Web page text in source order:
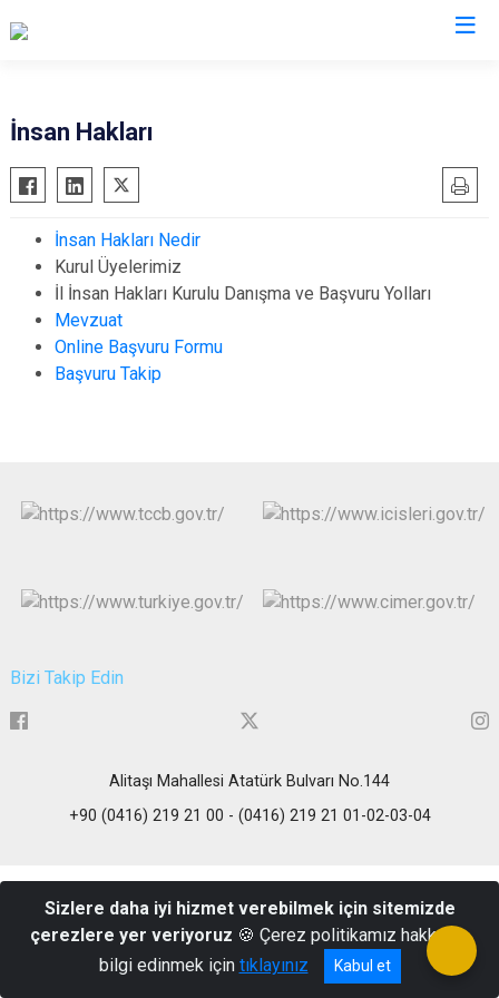
İnsan Hakları
İnsan Hakları Nedir
Kurul Üyelerimiz
İl İnsan Hakları Kurulu Danışma ve Başvuru Yolları
Mevzuat
Online Başvuru Formu
Başvuru Takip
Bizi Takip Edin
Alitaşı Mahallesi Atatürk Bulvarı No.144
+90 (0416) 219 21 00 - (0416) 219 21 01-02-03-04
Sizlere daha iyi hizmet verebilmek için sitemizde
çerezlere yer veriyoruz 🍪 Çerez politikamız hakkında
bilgi edinmek için tıklayınız Kabul et